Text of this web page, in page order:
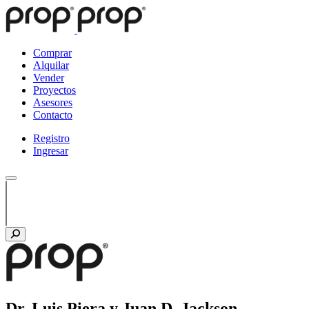
Comprar
Alquilar
Vender
Proyectos
Asesores
Contacto
Registro
Ingresar